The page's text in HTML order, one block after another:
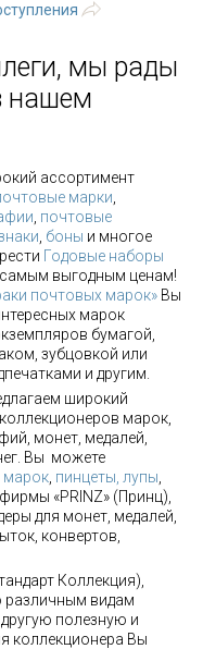
мы рады
нашем
ассортимент
марки
почтовые
боны и многое
Годовые наборы
выгодным ценам!
почтовых марок» Вы
марок
бумагой,
зубцовкой или
и другим.
широкий
марок,
монет, медалей,
Вы можете
марок пинцеты, лупы
«PRINZ» (Принц),
для монет, медалей,
конвертов,
Коллекция),
различным видам
полезную и
коллекционера Вы